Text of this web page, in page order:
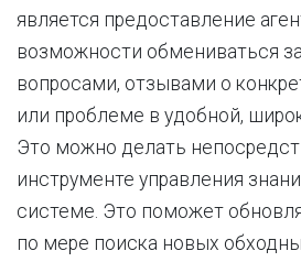
является предоставление
возможности обмениваться
вопросами, отзывами о
или проблеме в удобной,
Это можно делать
инструменте управления
системе. Это поможет
по мере поиска новых